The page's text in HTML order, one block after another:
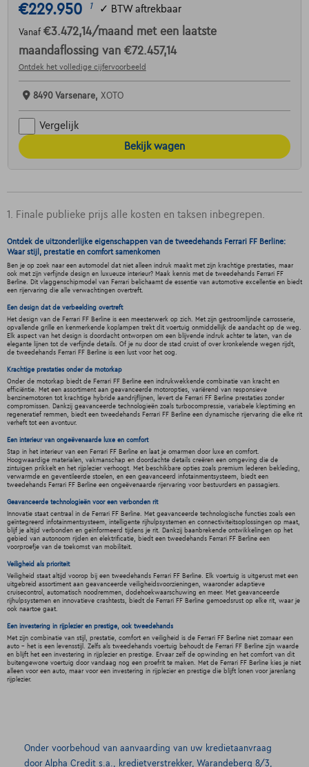
€229.950 1 ✓ BTW aftrekbaar
Vanaf €3.472,14/maand met een laatste
maandaflossing van €72.457,14
Ontdek het volledige cijfervoorbeeld
8490 Varsenare, XOTO
Vergelijk
Bekijk wagen
1. Finale publieke prijs alle kosten en taksen inbegrepen.
Ontdek de uitzonderlijke eigenschappen van de tweedehands Ferrari FF Berline:
Waar stijl, prestatie en comfort samenkomen
Ben je op zoek naar een automodel dat niet alleen indruk maakt met zijn krachtige prestaties, maar
ook met zijn verfijnde design en luxueuze interieur? Maak kennis met de tweedehands Ferrari FF
Berline. Dit vlaggenschipmodel van Ferrari belichaamt de essentie van automotive excellentie en biedt
een rijervaring die alle verwachtingen overtreft.
Een design dat de verbeelding overtreft
Het design van de Ferrari FF Berline is een meesterwerk op zich. Met zijn gestroomlijnde carrosserie,
opvallende grille en kenmerkende koplampen trekt dit voertuig onmiddellijk de aandacht op de weg.
Elk aspect van het design is doordacht ontworpen om een blijvende indruk achter te laten, van de
elegante lijnen tot de verfijnde details. Of je nu door de stad cruist of over kronkelende wegen rijdt,
de tweedehands Ferrari FF Berline is een lust voor het oog.
Krachtige prestaties onder de motorkap
Onder de motorkap biedt de Ferrari FF Berline een indrukwekkende combinatie van kracht en
efficiëntie. Met een assortiment aan geavanceerde motoropties, variërend van responsieve
benzinemotoren tot krachtige hybride aandrijflijnen, levert de Ferrari FF Berline prestaties zonder
compromissen. Dankzij geavanceerde technologieën zoals turbocompressie, variabele kleptiming en
regeneratief remmen, biedt een tweedehands Ferrari FF Berline een dynamische rijervaring die elke rit
verheft tot een avontuur.
Een interieur van ongeëvenaarde luxe en comfort
Stap in het interieur van een Ferrari FF Berline en laat je omarmen door luxe en comfort.
Hoogwaardige materialen, vakmanschap en doordachte details creëren een omgeving die de
zintuigen prikkelt en het rijplezier verhoogt. Met beschikbare opties zoals premium lederen bekleding,
verwarmde en geventileerde stoelen, en een geavanceerd infotainmentsysteem, biedt een
tweedehands Ferrari FF Berline een ongeëvenaarde rijervaring voor bestuurders en passagiers.
Geavanceerde technologieën voor een verbonden rit
Innovatie staat centraal in de Ferrari FF Berline. Met geavanceerde technologische functies zoals een
geïntegreerd infotainmentsysteem, intelligente rijhulpsystemen en connectiviteitsoplossingen op maat,
blijf je altijd verbonden en geïnformeerd tijdens je rit. Dankzij baanbrekende ontwikkelingen op het
gebied van autonoom rijden en elektrificatie, biedt een tweedehands Ferrari FF Berline een
voorproefje van de toekomst van mobiliteit.
Veiligheid als prioriteit
Veiligheid staat altijd voorop bij een tweedehands Ferrari FF Berline. Elk voertuig is uitgerust met een
uitgebreid assortiment aan geavanceerde veiligheidsvoorzieningen, waaronder adaptieve
cruisecontrol, automatisch noodremmen, dodehoekwaarschuwing en meer. Met geavanceerde
rijhulpsystemen en innovatieve crashtests, biedt de Ferrari FF Berline gemoedsrust op elke rit, waar je
ook naartoe gaat.
Een investering in rijplezier en prestige, ook tweedehands
Met zijn combinatie van stijl, prestatie, comfort en veiligheid is de Ferrari FF Berline niet zomaar een
auto - het is een levensstijl. Zelfs als tweedehands voertuig behoudt de Ferrari FF Berline zijn waarde
en blijft het een investering in rijplezier en prestige. Ervaar zelf de opwinding en het comfort van dit
buitengewone voertuig door vandaag nog een proefrit te maken. Met de Ferrari FF Berline kies je niet
alleen voor een auto, maar voor een investering in rijplezier en prestige die blijft lonen voor jarenlang
rijplezier.
Onder voorbehoud van aanvaarding van uw kredietaanvraag
door Alpha Credit s.a., kredietverstrekker, Warandeberg 8/3,